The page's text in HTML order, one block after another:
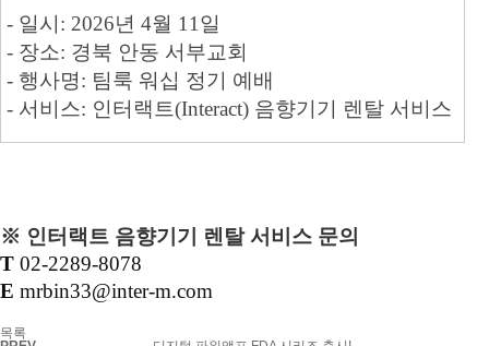
- 일시 : 2026년 4월 11 일
- 장소: 경북 안동 서부교회
- 행사명: 팀룩 워십 정기 예배
- 서비스: 인터랙트(Interact) 음향기기 렌탈 서비스
※ 인터랙트 음향기기 렌탈 서비스 문의
T 02-2289-8078
E mrbin33@inter-m.com
목록